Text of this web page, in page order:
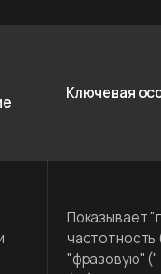
Ключевая
Показывает
частотность
"фразовую" ("